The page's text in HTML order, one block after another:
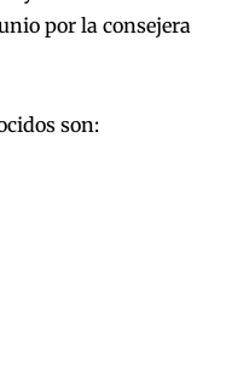
por la consejera
son: